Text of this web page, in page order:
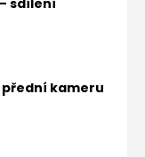
– sdílení
přední kameru